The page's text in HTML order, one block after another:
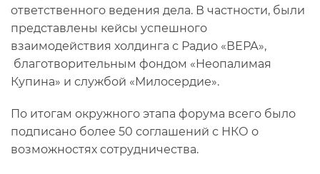
ответственного ведения дела. В частности, были
представлены кейсы успешного
взаимодействия холдинга с Радио «ВЕРА»,
благотворительным фондом «Неопалимая
Купина» и службой «Милосердие».
По итогам окружного этапа форума всего было
подписано более 50 соглашений с НКО о
возможностях сотрудничества.